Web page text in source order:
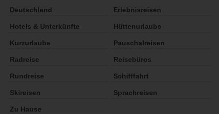
Deutschland Erlebnisreisen
Hotels & Unterkünfte Hüttenurlaube
Kurzurlaube Pauschalreisen
Radreise Reisebüros
Rundreise Schifffahrt
Skireisen Sprachreisen
Zu Hause